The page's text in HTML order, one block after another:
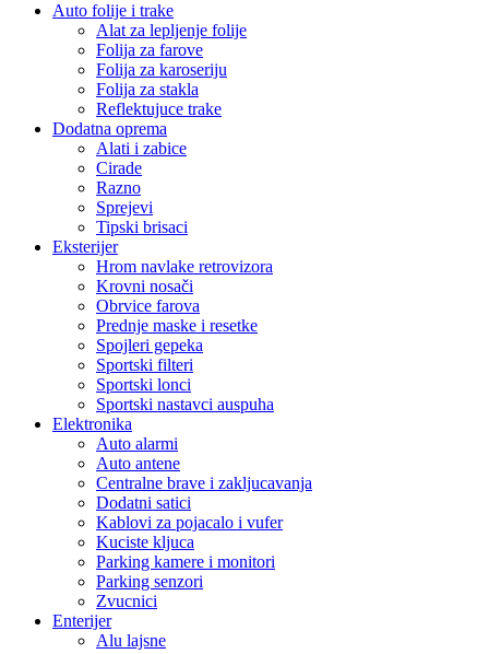
Auto folije i trake
Alat za lepljenje folije
Folija za farove
Folija za karoseriju
Folija za stakla
Reflektujuce trake
Dodatna oprema
Alati i zabice
Cirade
Razno
Sprejevi
Tipski brisaci
Eksterijer
Hrom navlake retrovizora
Krovni nosači
Obrvice farova
Prednje maske i resetke
Spojleri gepeka
Sportski filteri
Sportski lonci
Sportski nastavci auspuha
Elektronika
Auto alarmi
Auto antene
Centralne brave i zakljucavanja
Dodatni satici
Kablovi za pojacalo i vufer
Kuciste kljuca
Parking kamere i monitori
Parking senzori
Zvucnici
Enterijer
Alu lajsne